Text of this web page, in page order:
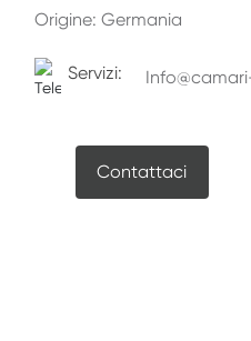
Servizi:
Contattaci